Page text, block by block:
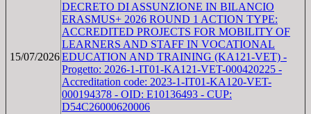
15/07/2026
DECRETO DI ASSUNZIONE IN BILANCIO
ERASMUS+ 2026 ROUND 1 ACTION TYPE:
ACCREDITED PROJECTS FOR MOBILITY OF
LEARNERS AND STAFF IN VOCATIONAL
EDUCATION AND TRAINING (KA121-VET) -
Progetto: 2026-1-IT01-KA121-VET-000420225 -
Accreditation code: 2023-1-IT01-KA120-VET-
000194378 - OID: E10136493 - CUP:
D54C26000620006